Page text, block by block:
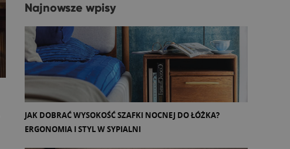
Najnowsze wpisy
JAK DOBRAĆ WYSOKOŚĆ SZAFKI NOCNEJ DO ŁÓŻKA?
ERGONOMIA I STYL W SYPIALNI